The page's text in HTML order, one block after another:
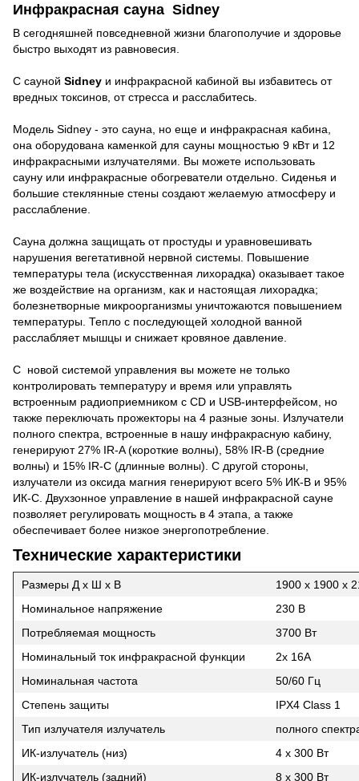
Инфракрасная сауна Sidney
В сегодняшней повседневной жизни благополучие и здоровье
быстро выходят из равновесия.
С сауной Sidney и инфракрасной кабиной вы избавитесь от
вредных токсинов, от стресса и расслабитесь.
Модель Sidney - это сауна, но еще и инфракрасная кабина,
она оборудована каменкой для сауны мощностью 9 кВт и 12
инфракрасными излучателями. Вы можете использовать
сауну или инфракрасные обогреватели отдельно. Сиденья и
большие стеклянные стены создают желаемую атмосферу и
расслабление.
Сауна должна защищать от простуды и уравновешивать
нарушения вегетативной нервной системы. Повышение
температуры тела (искусственная лихорадка) оказывает такое
же воздействие на организм, как и настоящая лихорадка;
болезнетворные микроорганизмы уничтожаются повышением
температуры. Тепло с последующей холодной ванной
расслабляет мышцы и снижает кровяное давление.
С новой системой управления вы можете не только
контролировать температуру и время или управлять
встроенным радиоприемником с CD и USB-интерфейсом, но
также переключать прожекторы на 4 разные зоны. Излучатели
полного спектра, встроенные в нашу инфракрасную кабину,
генерируют 27% IR-A (короткие волны), 58% IR-B (средние
волны) и 15% IR-C (длинные волны). С другой стороны,
излучатели из оксида магния генерируют всего 5% ИК-В и 95%
ИК-С. Двухзонное управление в нашей инфракрасной сауне
позволяет регулировать мощность в 4 этапа, а также
обеспечивает более низкое энергопотребление.
Технические характеристики
Размеры Д x Ш x В
1900 х 1900 х
Номинальное напряжение
230 В
Потребляемая мощность
3700 Вт
Номинальный ток инфракрасной функции
2x 16A
Номинальная частота
50/60 Гц
Степень защиты
IPX4 Class 1
Тип излучателя излучатель
полного
ИК-излучатель (низ)
4 х 300 Вт
ИК-излучатель (задний)
8 х 300 Вт